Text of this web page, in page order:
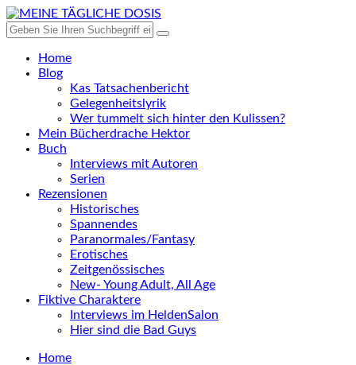
Home
Blog
Kas Tatsachenbericht
Gelegenheitslyrik
Wer tummelt sich hinter den Kulissen?
Mein Bücherdrache Hektor
Buch
Interviews mit Autoren
Serien
Rezensionen
Historisches
Spannendes
Paranormales/Fantasy
Erotisches
Zeitgenössisches
New- Young Adult, All Age
Fiktive Charaktere
Interviews im HeldenSalon
Hier sind die Bad Guys
Home